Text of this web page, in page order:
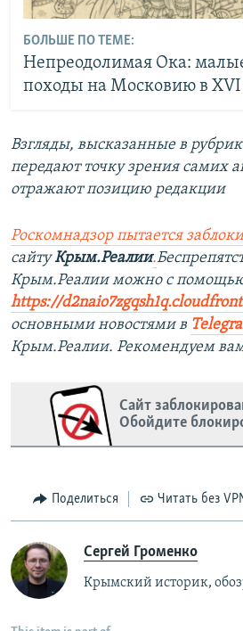
БОЛЬШЕ ПО ТЕМЕ:
Непреодолимая Ока:
походы на Московию в XVI
Взгляды, высказанные в
передают точку зрения самих
отражают позицию редакции
Роскомнадзор пытается
сайтуКрым.Реалии.
Крым.Реалии можно с
https://
основными новостями в
Крым.Реалии. Рекомендуем
Сайт
Обойдите
Поделиться Читать без
Сергей Громенко
Крымский историк,